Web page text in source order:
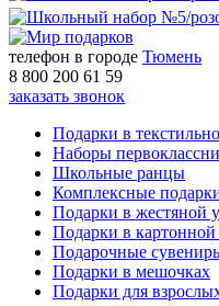
телефон в городе Тюмень
8 800 200 61 59
заказать звонок
Подарки в
Наборы
Школьные ранцы
Комплексные
Подарки в жестяной
Подарки в картонной
Подарочные
Подарки в мешочках
Подарки для